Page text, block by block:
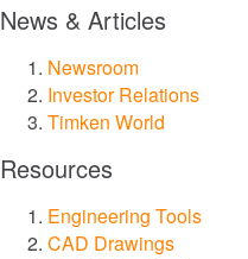
News & Articles
Newsroom
Investor Relations
Timken World
Resources
Engineering Tools
CAD Drawings